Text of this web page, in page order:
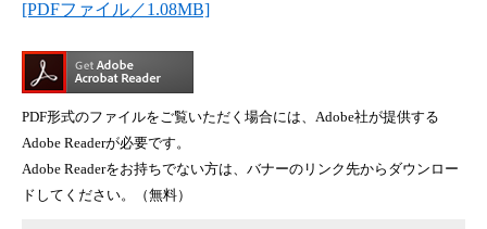
[PDFファイル／1.08MB]
PDF形式のファイルをご覧いただく場合には、Adobe社が提供する
Adobe Readerが必要です。
Adobe Readerをお持ちでない方は、バナーのリンク先からダウンロー
ドしてください。（無料）